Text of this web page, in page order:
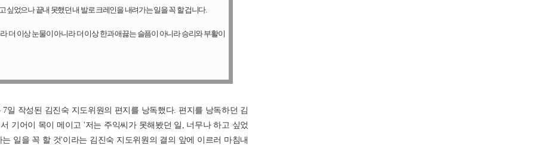
싶었으나 끝내 못했던 내 발로 크레인을 내려가는 일을 꼭 할 겁니다.
더 이상 눈물이 아니라 더 이상 한과 애끓는 슬픔이 아니라 승리와 부활이
일 작성된 김진숙 지도위원의 편지를 낭독했다. 편지를 낭독하던 김
기어이 목이 메이고 '저는 주익씨가 못해봤던 일, 너무나 하고 싶었
일을 꼭 할 것'이라는 김진숙 지도위원의 결의 앞에 이르러 마침내